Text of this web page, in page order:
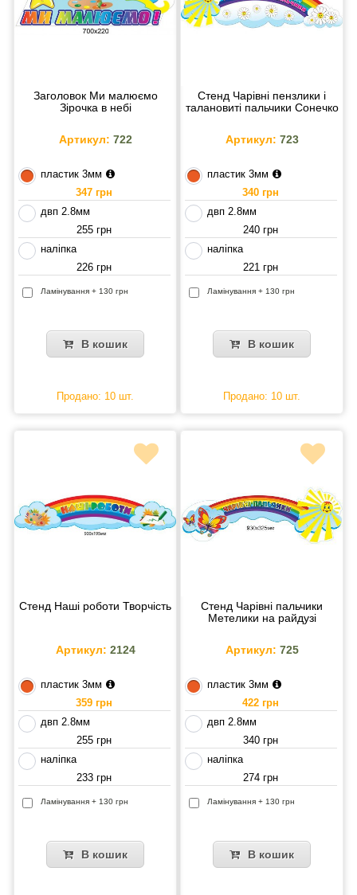
Заголовок Ми малюємо
Зірочка в небі
Артикул: 722
пластик 3мм
347 грн
двп 2.8мм
255 грн
наліпка
226 грн
Ламінування + 130 грн
В кошик
Продано: 10 шт.
Стенд Чарівні пензлики і
талановиті пальчики Сонечко
Артикул: 723
пластик 3мм
340 грн
двп 2.8мм
240 грн
наліпка
221 грн
Ламінування + 130 грн
В кошик
Продано: 10 шт.
Стенд Наші роботи Творчість
Артикул: 2124
пластик 3мм
359 грн
двп 2.8мм
255 грн
наліпка
233 грн
Ламінування + 130 грн
В кошик
Стенд Чарівні пальчики
Метелики на райдузі
Артикул: 725
пластик 3мм
422 грн
двп 2.8мм
340 грн
наліпка
274 грн
Ламінування + 130 грн
В кошик